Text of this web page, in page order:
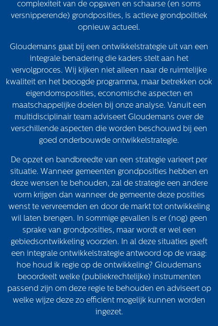
Uitspraken
Contact
Klachten
Privacyverklaring
Proclaimer
Volg ons
Integrale aanpak gebiedsvisie
complexiteit van de opgaven en schaarse (en soms
versnipperende) grondposities, is actieve grondpolitiek
opnieuw actueel.
Gloudemans gaat bij een ontwikkelstrategie uit van een
integrale benadering die kaders stelt aan het
vervolgproces. Wij kijken niet alleen naar de ruimtelijke
kwaliteit en het beoogde programma, maar betrekken ook
eigendomsposities, economische aspecten en
maatschappelijke doelen bij onze analyse. Vanuit een
multidisciplinair team adviseert Gloudemans over de
verschillende aspecten die worden beschouwd bij een
goed onderbouwde ontwikkelstrategie.
De opzet en bandbreedte van een strategie varieert per
situatie. Wanneer gemeenten grondposities hebben en
deze wensen te behouden, zal de strategie een andere
vorm krijgen dan wanneer de gemeente deze posities
wenst te vervreemden en door de markt tot ontwikkeling
wil laten brengen. In sommige gevallen is er (nog) geen
sprake van grondposities, maar wordt er wel een
gebiedsontwikkeling voorzien. In al deze situaties geeft
een integrale ontwikkelstrategie antwoord op de vraag:
hoe houd ik regie op de ontwikkeling? Gloudemans
beoordeelt welke (publiekrechtelijke) instrumenten
passend zijn om deze regie te behouden en adviseert op
welke wijze deze zo efficiënt mogelijk kunnen worden
ingezet.